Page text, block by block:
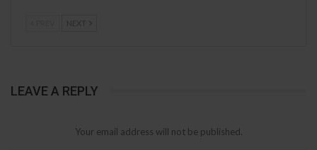
NEXT
LEAVE A REPLY
Your email address will not be published.